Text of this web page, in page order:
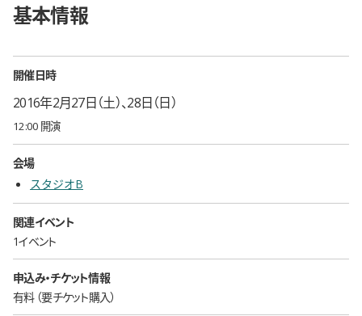
基本情報
開催日時
2016年2月27日（土）、28日（日）
12:00 開演
会場
スタジオB
関連イベント
1イベント
申込み・チケット情報
有料 要チケット購入